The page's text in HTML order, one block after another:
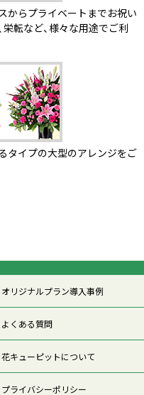
からプライベートまでお祝い
栄転など、様々な用途でご利
タイプの大型のアレンジをご
オリジナルプラン導入事例
よくある質問
花キューピットについて
プライバシーポリシー